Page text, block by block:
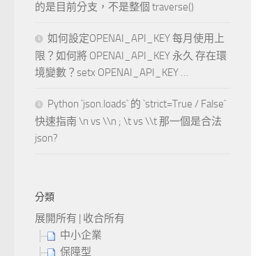
的是目前分支，不是整個 traverse()
如何設定OPENAI_API_KEY 每月使用上
限？如何將 OPENAI_API_KEY 永久 存在環
境變數？setx OPENAI_API_KEY …
Python `json.loads` 的 `strict=True / False`
快速指南 \n vs \\n ; \t vs \\t 那一個是合法
json?
分類
展開所有 | 收合所有
中小企業
保障型